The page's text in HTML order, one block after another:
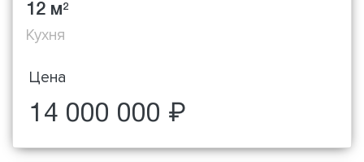
12 м2
Кухня
Цена
14 000 000 ₽